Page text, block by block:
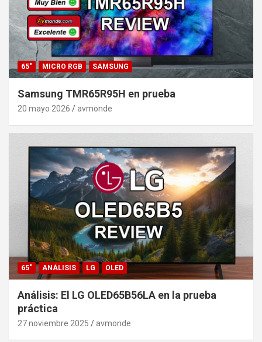
65" MICRO RGB SAMSUNG
Samsung TMR65R95H en prueba
20 mayo 2026 avmonde
65" ANÁLISIS LG OLED
Análisis: El LG OLED65B56LA en la prueba
práctica
27 noviembre 2025 avmonde